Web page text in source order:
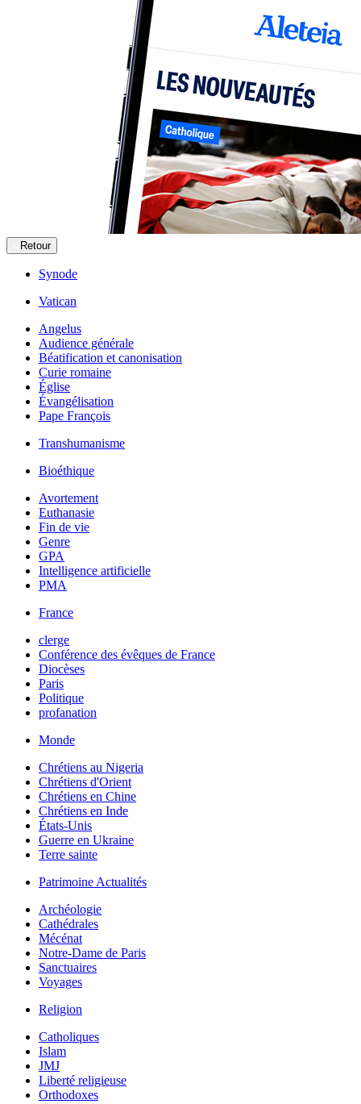
Retour
Synode
Vatican
Angelus
Audience générale
Béatification et canonisation
Curie romaine
Église
Évangélisation
Pape François
Transhumanisme
Bioéthique
Avortement
Euthanasie
Fin de vie
Genre
GPA
Intelligence artificielle
PMA
France
clerge
Conférence des évêques de France
Diocèses
Paris
Politique
profanation
Monde
Chrétiens au Nigeria
Chrétiens d'Orient
Chrétiens en Chine
Chrétiens en Inde
États-Unis
Guerre en Ukraine
Terre sainte
Patrimoine Actualités
Archéologie
Cathédrales
Mécénat
Notre-Dame de Paris
Sanctuaires
Voyages
Religion
Catholiques
Islam
JMJ
Liberté religieuse
Orthodoxes